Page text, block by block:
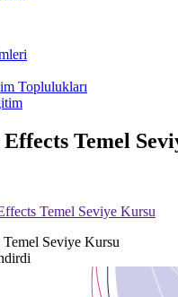
Toplulukları
Temel
Temel Seviye Kursu
Seviye Kursu